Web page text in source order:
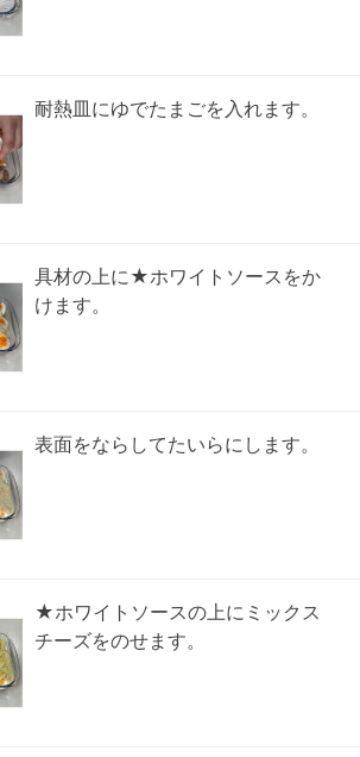
耐熱皿にゆでたまごを入れます。
具材の上に★ホワイトソースをか
けます。
表面をならしてたいらにします。
★ホワイトソースの上にミックス
チーズをのせます。